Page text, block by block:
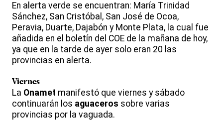
En alerta verde se encuentran: María Trinidad
Sánchez, San Cristóbal, San José de Ocoa,
Peravia, Duarte, Dajabón y Monte Plata, la cual fue
añadida en el boletín del COE de la mañana de hoy,
ya que en la tarde de ayer solo eran 20 las
provincias en alerta.
Viernes
La Onamet manifestó que viernes y sábado
continuarán los aguaceros sobre varias
provincias por la vaguada.